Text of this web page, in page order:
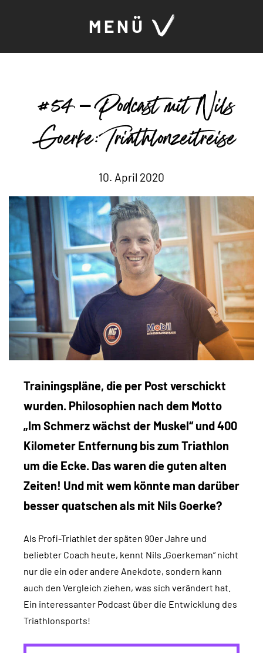
MENÜ
#54 – Podcast mit Nils
Goerke: Triathlonzeitreise
10. April 2020
Trainingspläne, die per Post verschickt
wurden. Philosophien nach dem Motto
„Im Schmerz wächst der Muskel“ und 400
Kilometer Entfernung bis zum Triathlon
um die Ecke. Das waren die guten alten
Zeiten! Und mit wem könnte man darüber
besser quatschen als mit Nils Goerke?
Als Profi-Triathlet der späten 90er Jahre und
beliebter Coach heute, kennt Nils „Goerkeman“ nicht
nur die ein oder andere Anekdote, sondern kann
auch den Vergleich ziehen, was sich verändert hat.
Ein interessanter Podcast über die Entwicklung des
Triathlonsports!